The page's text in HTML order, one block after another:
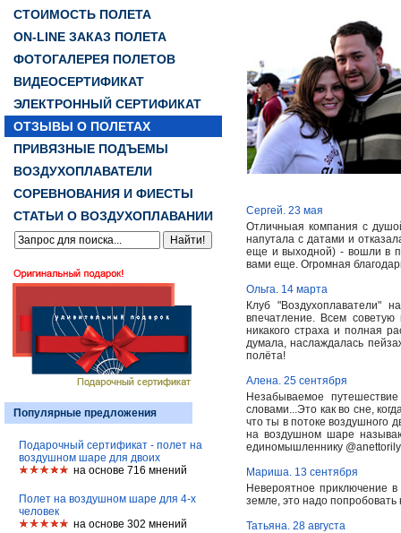
СТОИМОСТЬ ПОЛЕТА
ON-LINE ЗАКАЗ ПОЛЕТА
ФОТОГАЛЕРЕЯ ПОЛЕТОВ
ВИДЕОСЕРТИФИКАТ
ЭЛЕКТРОННЫЙ СЕРТИФИКАТ
ОТЗЫВЫ О ПОЛЕТАХ
ПРИВЯЗНЫЕ ПОДЪЕМЫ
ВОЗДУХОПЛАВАТЕЛИ
СОРЕВНОВАНИЯ И ФИЕСТЫ
СТАТЬИ О ВОЗДУХОПЛАВАНИИ
Популярные предложения
Подарочный сертификат - полет на
воздушном шаре для двоих
на основе 716 мнений
Полет на воздушном шаре для 4-х
человек
на основе 302 мнений
Сергей. 23 мая
Отличныая компания с
напутала с датами и
еще и выходной) - вошли в
вами еще. Огромная
Ольга. 14 марта
Клуб "Воздухоплаватели"
впечатление. Всем
никакого страха и полная
думала, наслаждалась
полёта!
Алена. 25 сентября
Незабываемое
словами...Это как во сне,
что ты в потоке воздушного
на воздушном шаре
единомышленнику @anettorily
Мариша. 13 сентября
Невероятное приключение
земле, это надо попробовать
Татьяна. 28 августа